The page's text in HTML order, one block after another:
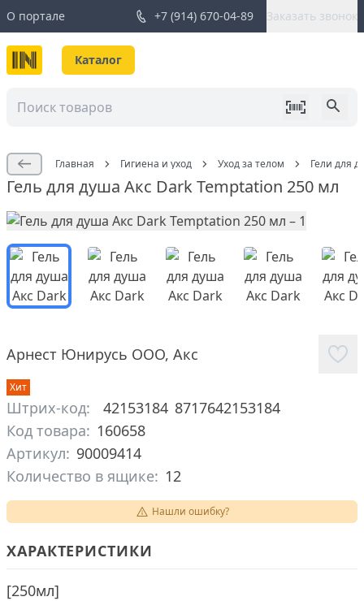
О портале +7 (914) 670-04-89 Заказать звонок
Каталог
Главная Гигиена и уход Уход за телом Гели для
Гель для душа Акс Dark Temptation 250 мл
Арнест Юнирусь ООО, Акс
Хит
Штрих-код: 42153184 8717642153184
Код товара: 160658
Артикул: 90009414
Количество в ящике: 12
Нашли ошибку?
ХАРАКТЕРИСТИКИ
[250мл]